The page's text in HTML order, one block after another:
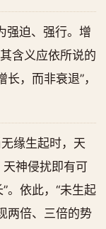
强迫、强行。增
含义应依所说的
，而非衰退”，
缘生起时，天
神侵扰即有可
。依此，“未生起
两倍、三倍的势